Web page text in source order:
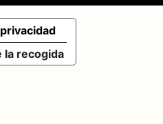
- Encuentra
la recogida